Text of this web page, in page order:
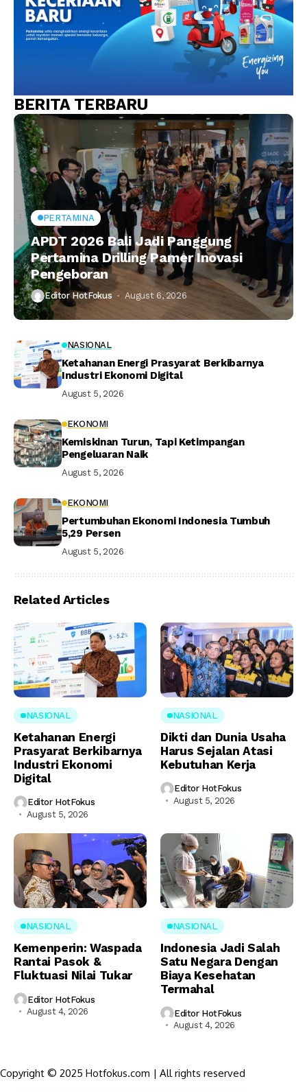
BERITA TERBARU
PERTAMINA
APDT 2026 Bali Jadi Panggung
Pertamina Drilling Pamer Inovasi
Pengeboran
Editor HotFokus August 6, 2026
NASIONAL
Ketahanan Energi Prasyarat Berkibarnya
Industri Ekonomi Digital
August 5, 2026
EKONOMI
Kemiskinan Turun, Tapi Ketimpangan
Pengeluaran Naik
August 5, 2026
EKONOMI
Pertumbuhan Ekonomi Indonesia Tumbuh
5,29 Persen
August 5, 2026
Related Articles
NASIONAL
Ketahanan Energi
Prasyarat Berkibarnya
Industri Ekonomi
Digital
Editor HotFokus
August 5, 2026
NASIONAL
Dikti dan Dunia Usaha
Harus Sejalan Atasi
Kebutuhan Kerja
Editor HotFokus
August 5, 2026
NASIONAL
Kemenperin: Waspada
Rantai Pasok &
Fluktuasi Nilai Tukar
Editor HotFokus
August 4, 2026
NASIONAL
Indonesia Jadi Salah
Satu Negara Dengan
Biaya Kesehatan
Termahal
Editor HotFokus
August 4, 2026
Copyright © 2025 Hotfokus.com | All rights reserved